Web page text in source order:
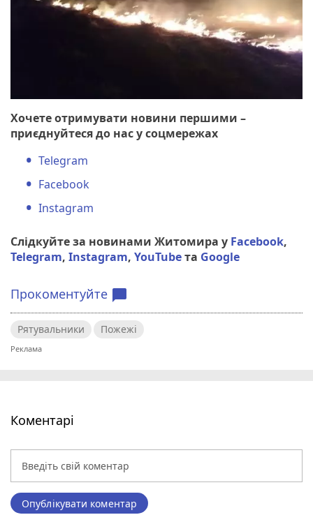
Хочете отримувати новини першими –
приєднуйтеся до нас у соцмережах
Telegram
Facebook
Instagram
Слідкуйте за новинами Житомира у Facebook,
Telegram, Instagram, YouTubeта Google
Прокоментуйте chat_bubble
Рятувальники Пожежі
Коментарі
Опублікувати коментар